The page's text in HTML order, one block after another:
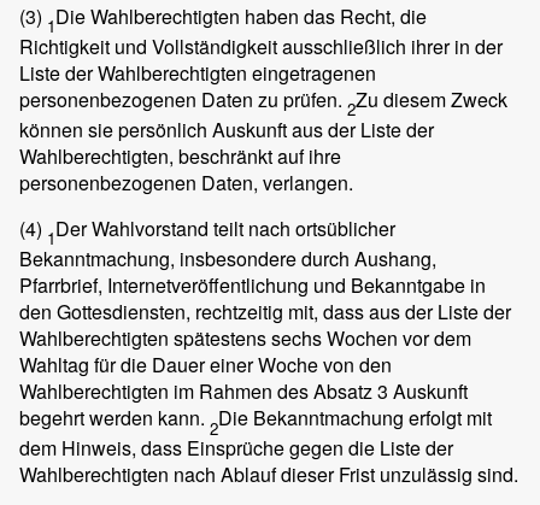
(3) 1Die Wahlberechtigten haben das Recht, die
Richtigkeit und Vollständigkeit ausschließlich ihrer in der
Liste der Wahlberechtigten eingetragenen
personenbezogenen Daten zu prüfen. 2Zu diesem Zweck
können sie persönlich Auskunft aus der Liste der
Wahlberechtigten, beschränkt auf ihre
personenbezogenen Daten, verlangen.
(4) 1Der Wahlvorstand teilt nach ortsüblicher
Bekanntmachung, insbesondere durch Aushang,
Pfarrbrief, Internetveröffentlichung und Bekanntgabe in
den Gottesdiensten, rechtzeitig mit, dass aus der Liste der
Wahlberechtigten spätestens sechs Wochen vor dem
Wahltag für die Dauer einer Woche von den
Wahlberechtigten im Rahmen des Absatz 3 Auskunft
begehrt werden kann. 2Die Bekanntmachung erfolgt mit
dem Hinweis, dass Einsprüche gegen die Liste der
Wahlberechtigten nach Ablauf dieser Frist unzulässig sind.